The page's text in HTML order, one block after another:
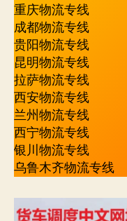
重庆物流专线
成都物流专线
贵阳物流专线
昆明物流专线
拉萨物流专线
西安物流专线
兰州物流专线
西宁物流专线
银川物流专线
乌鲁木齐物流专线